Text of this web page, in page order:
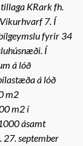
KRark fh.
7. Í
fyrir 34
Í
á lóð
á lóð
m2
m2 í
ásamt
27. september